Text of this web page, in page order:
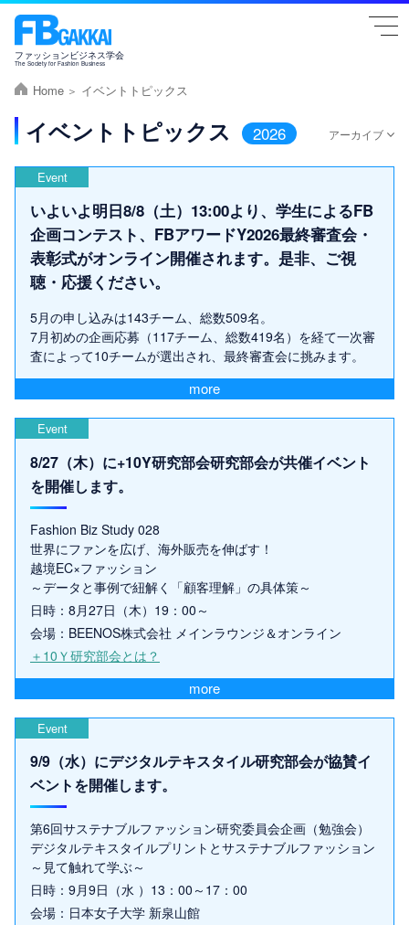
ファッションビジネス学会
The Society for Fashion Business
Home イベントトピックス
イベントトピックス 2026 アーカイブ
Event
いよいよ明日8/8（土）13:00より、学生によるFB
企画コンテスト、FBアワードY2026最終審査会・
表彰式がオンライン開催されます。是非、ご視
聴・応援ください。
5月の申し込みは143チーム、総数509名。
7月初めの企画応募（117チーム、総数419名）を経て一次審
査によって10チームが選出され、最終審査会に挑みます。
more
Event
8/27（木）に+10Y研究部会研究部会が共催イベント
を開催します。
Fashion Biz Study 028
世界にファンを広げ、海外販売を伸ばす！
越境EC×ファッション
～データと事例で紐解く「顧客理解」の具体策～
日時：8月27日（木）19：00～
会場：BEENOS株式会社 メインラウンジ＆オンライン
＋10Ｙ研究部会とは？
more
Event
9/9（水）にデジタルテキスタイル研究部会が協賛イ
ベントを開催します。
第6回サステナブルファッション研究委員会企画（勉強会）
デジタルテキスタイルプリントとサステナブルファッション
～見て触れて学ぶ～
日時：9月9日（水 ）13：00～17：00
会場：日本女子大学 新泉山館